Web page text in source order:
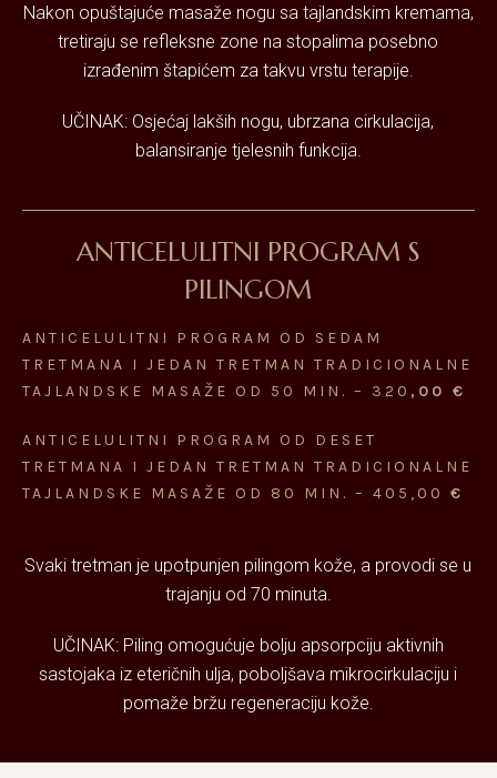
Nakon opuštajuće masaže nogu sa tajlandskim kremama,
tretiraju se refleksne zone na stopalima posebno
izrađenim štapićem za takvu vrstu terapije.
UČINAK: Osjećaj lakših nogu, ubrzana cirkulacija,
balansiranje tjelesnih funkcija.
ANTICELULITNI PROGRAM S
PILINGOM
ANTICELULITNI PROGRAM OD SEDAM
TRETMANA I JEDAN TRETMAN TRADICIONALNE
TAJLANDSKE MASAŽE OD 50 MIN. – 320 ,00 €
ANTICELULITNI PROGRAM OD DESET
TRETMANA I JEDAN TRETMAN TRADICIONALNE
TAJLANDSKE MASAŽE OD 80 MIN. – 405,00 €
Svaki tretman je upotpunjen pilingom kože, a provodi se u
trajanju od 70 minuta.
UČINAK: Piling omogućuje bolju apsorpciju aktivnih
sastojaka iz eteričnih ulja, poboljšava mikrocirkulaciju i
pomaže bržu regeneraciju kože.